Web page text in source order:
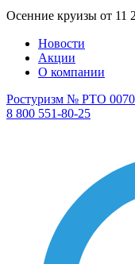
Осенние круизы от 11
Новости
Акции
О компании
Ростуризм № РТО
8 800 551-80-25